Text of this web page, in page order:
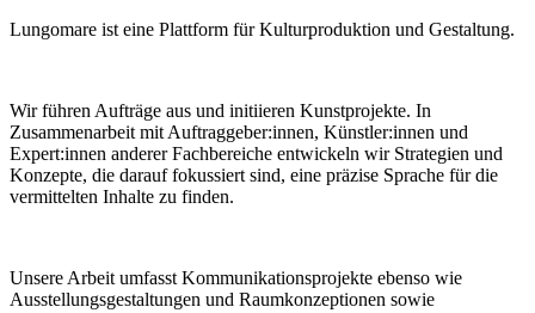
Lungomare ist eine Plattform für Kulturproduktion und Gestaltung.
Wir führen Aufträge aus und initiieren Kunstprojekte. In
Zusammenarbeit mit Auftraggeber:innen, Künstler:innen und
Expert:innen anderer Fachbereiche entwickeln wir Strategien und
Konzepte, die darauf fokussiert sind, eine präzise Sprache für die
vermittelten Inhalte zu finden.
Unsere Arbeit umfasst Kommunikationsprojekte ebenso wie
Ausstellungsgestaltungen und Raumkonzeptionen sowie